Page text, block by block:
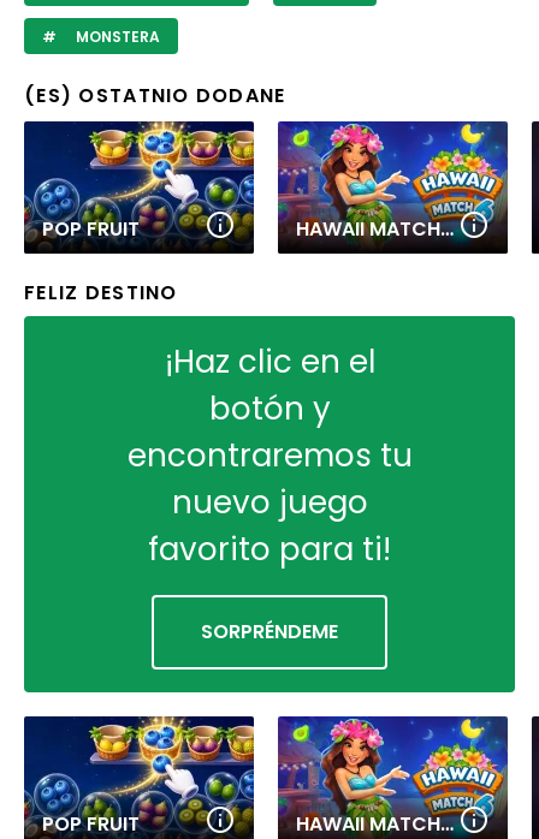
MONSTERA
(ES) OSTATNIO DODANE
POP FRUIT HAWAII MATCH 6
FELIZ DESTINO
¡Haz clic en el
botón y
encontraremos tu
nuevo juego
favorito para ti!
SORPRÉNDEME
POP FRUIT HAWAII MATCH 6